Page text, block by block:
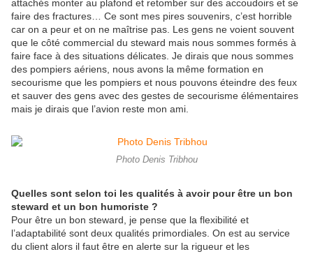
attachés monter au plafond et retomber sur des accoudoirs et se
faire des fractures… Ce sont mes pires souvenirs, c’est horrible
car on a peur et on ne maîtrise pas. Les gens ne voient souvent
que le côté commercial du steward mais nous sommes formés à
faire face à des situations délicates. Je dirais que nous sommes
des pompiers aériens, nous avons la même formation en
secourisme que les pompiers et nous pouvons éteindre des feux
et sauver des gens avec des gestes de secourisme élémentaires
mais je dirais que l’avion reste mon ami.
Photo Denis Tribhou
Quelles sont selon toi les qualités à avoir pour être un bon
steward et un bon humoriste ?
Pour être un bon steward, je pense que la flexibilité et
l’adaptabilité sont deux qualités primordiales. On est au service
du client alors il faut être en alerte sur la rigueur et les